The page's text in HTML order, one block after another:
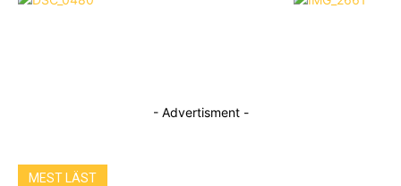
- Advertisment -
MEST LÄST